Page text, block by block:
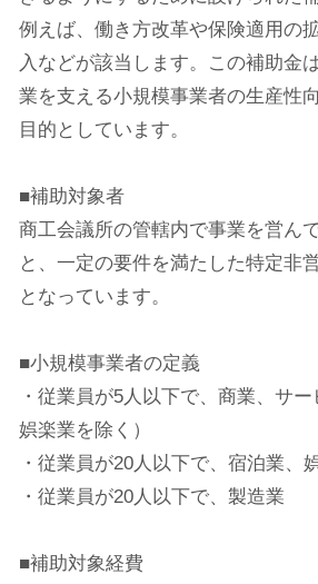
例えば、働き方改革や保険適用の
入などが該当します。この補助金
業を支える小規模事業者の生産性
目的としています。
■補助対象者
商工会議所の管轄内で事業を営ん
と、一定の要件を満たした特定非
となっています。
■小規模事業者の定義
・従業員が5人以下で、商業、サー
娯楽業を除く）
・従業員が20人以下で、宿泊業、
・従業員が20人以下で、製造業
■補助対象経費